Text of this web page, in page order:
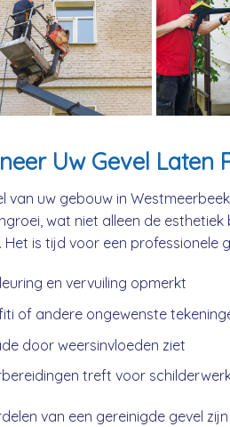
Uw Gevel Laten
van uw gebouw in
wat niet alleen de
Het is tijd voor een professionele
en vervuiling opmerkt
of andere ongewenste
door weersinvloeden ziet
treft voor
van een gereinigde gevel